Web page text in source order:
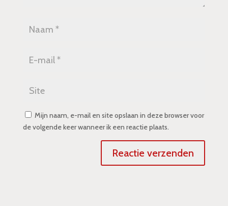
Mijn naam, e-mail en site opslaan in deze browser voor
de volgende keer wanneer ik een reactie plaats.